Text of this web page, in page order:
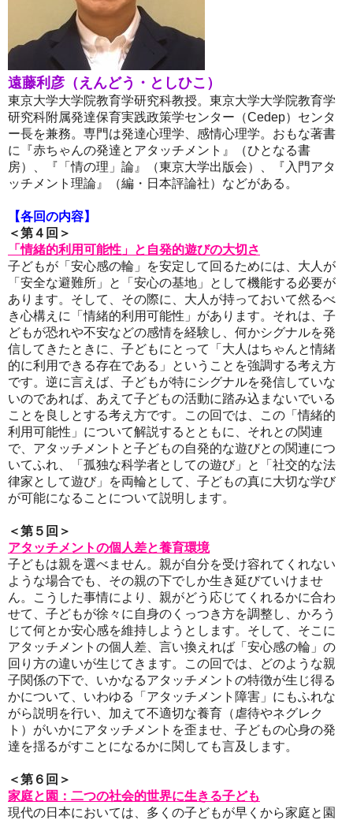
遠藤利彦（えんどう・としひこ）
東京大学大学院教育学研究科教授。 東京大学大学院教育学
研究科附属発達保育実践政策学センター（Cedep）センタ
ー長を兼務。専門は発達心理学、感情心理学。おもな著書
に『赤ちゃんの発達とアタッチメント』（ひとなる書
房）、『「情の理」論』（東京大学出版会）、『入門アタ
ッチメント理論』（編・日本評論社）などがある。
【各回の内容】
＜第４回＞
「情緒的利用可能性」と自発的遊びの大切さ
子どもが「安心感の輪」を安定して回るためには、大人が
「安全な避難所」と「安心の基地」として機能する必要が
あります。そして、その際に、大人が持っておいて然るべ
き心構えに「情緒的利用可能性」があります。それは、子
どもが恐れや不安などの感情を経験し、何かシグナルを発
信してきたときに、子どもにとって「大人はちゃんと情緒
的に利用できる存在である」ということを強調する考え方
です。逆に言えば、子どもが特にシグナルを発信していな
いのであれば、あえて子どもの活動に踏み込まないでいる
ことを良しとする考え方です。この回では、この「情緒的
利用可能性」について解説するとともに、それとの関連
で、アタッチメントと子どもの自発的な遊びとの関連につ
いてふれ、「孤独な科学者としての遊び」と「社交的な法
律家として遊び」を両輪として、子どもの真に大切な学び
が可能になることについて説明します。
＜第５回＞
アタッチメントの個人差と養育環境
子どもは親を選べません。親が自分を受け容れてくれない
ような場合でも、その親の下でしか生き延びていけませ
ん。こうした事情により、親がどう応じてくれるかに合わ
せて、子どもが徐々に自身のくっつき方を調整し、かろう
じて何とか安心感を維持しようとします。そして、そこに
アタッチメントの個人差、言い換えれば「安心感の輪」の
回り方の違いが生じてきます。この回では、どのような親
子関係の下で、いかなるアタッチメントの特徴が生じ得る
かについて、いわゆる「アタッチメント障害」にもふれな
がら説明を行い、加えて不適切な養育（虐待やネグレク
ト）がいかにアタッチメントを歪ませ、子どもの心身の発
達を揺るがすことになるかに関しても言及します。
＜第６回＞
家庭と園：二つの社会的世界に生きる子ども
現代の日本においては、多くの子どもが早くから家庭と園